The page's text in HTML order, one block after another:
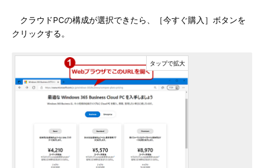
クラウドPCの構成が選択できたら、［今すぐ購入］ボタンを
クリックする。